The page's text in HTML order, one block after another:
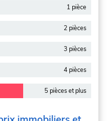
1 pièce
2 pièces
3 pièces
4 pièces
5 pièces et plus